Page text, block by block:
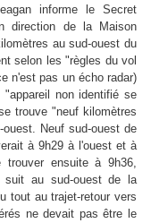
informe le Secret
direction de la Maison
au sud-ouest du
selon les "règles du vol
n'est pas un écho radar)
non identifié se
trouve "neuf kilomètres
Neuf sud-ouest de
à 9h29 à l'ouest et à
trouver ensuite à 9h36,
suit au sud-ouest de la
tout au trajet-retour vers
ne devait pas être le